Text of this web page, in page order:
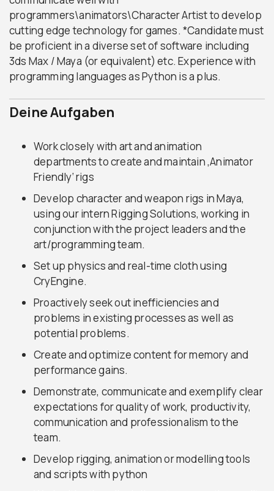
programmers\animators\Character Artist to develop
cutting edge technology for games. *Candidate must
be proficient in a diverse set of software including
3ds Max / Maya (or equivalent) etc. Experience with
programming languages as Python is a plus.
Deine Aufgaben
Work closely with art and animation
departments to create and maintain ‚Animator
Friendly‘ rigs
Develop character and weapon rigs in Maya,
using our intern Rigging Solutions, working in
conjunction with the project leaders and the
art/programming team.
Set up physics and real-time cloth using
CryEngine.
Proactively seek out inefficiencies and
problems in existing processes as well as
potential problems.
Create and optimize content for memory and
performance gains.
Demonstrate, communicate and exemplify clear
expectations for quality of work, productivity,
communication and professionalism to the
team.
Develop rigging, animation or modelling tools
and scripts with python